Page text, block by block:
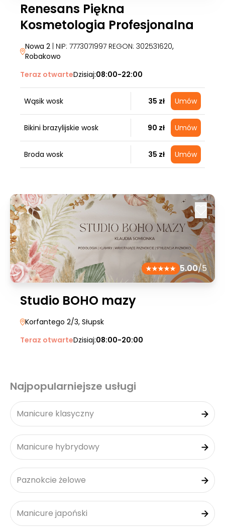
Renesans Piękna
Kosmetologia Profesjonalna
Nowa 2| NIP: 7773071997 REGON: 302531620,
Robakowo
Teraz otwarteDzisiaj:08:00-22:00
Wąsik wosk 35 zł Umów
Bikini brazylijskie wosk 90 zł Umów
Broda wosk 35 zł Umów
5.00/5
Studio BOHO mazy
Korfantego 2/3, Słupsk
Teraz otwarteDzisiaj:08:00-20:00
Najpopularniejsze usługi
Manicure klasyczny
Manicure hybrydowy
Paznokcie żelowe
Manicure japoński